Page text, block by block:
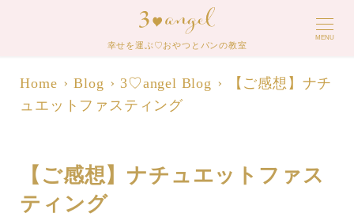
幸せを運ぶ♡おやつとパンの教室
MENU
Home Blog 3♡angel Blog
【ご感想】ナチ
ュエットファスティング
【ご感想】ナチュエットファス
ティング